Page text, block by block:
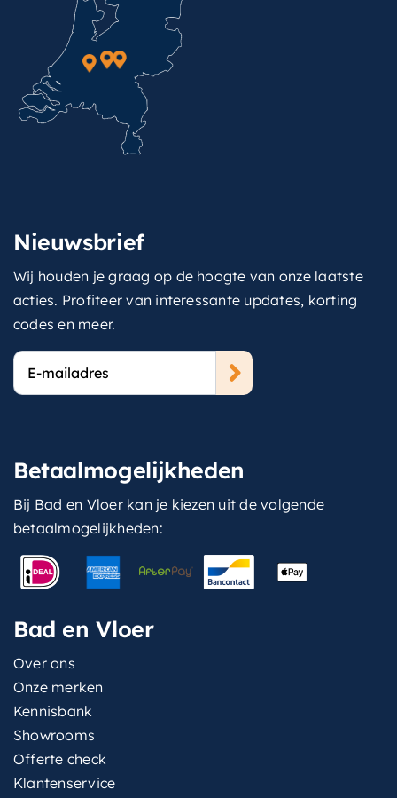
Nieuwsbrief
Wij houden je graag op de hoogte van onze laatste
acties. Profiteer van interessante updates, korting
codes en meer.
E-
mailadres
Betaalmogelijkheden
Bij Bad en Vloer kan je kiezen uit de volgende
betaalmogelijkheden:
Bad en Vloer
Over ons
Onze merken
Kennisbank
Showrooms
Offerte check
Klantenservice